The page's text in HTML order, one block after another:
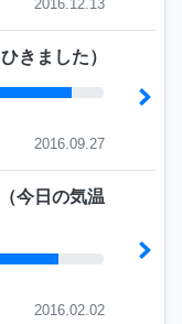
2016.12.13
きました）
2016.09.27
（今日の気温
2016.02.02